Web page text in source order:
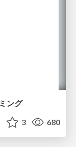
ング
3 680